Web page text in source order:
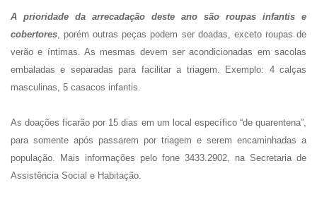
A prioridade da arrecadação deste ano são roupas infantis e
cobertores, porém outras peças podem ser doadas, exceto roupas de
verão e íntimas. As mesmas devem ser acondicionadas em sacolas
embaladas e separadas para facilitar a triagem. Exemplo: 4 calças
masculinas, 5 casacos infantis.
As doações ficarão por 15 dias em um local específico “de quarentena”,
para somente após passarem por triagem e serem encaminhadas a
população. Mais informações pelo fone 3433.2902, na Secretaria de
Assistência Social e Habitação.